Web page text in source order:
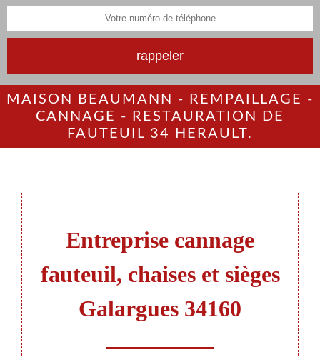
MAISON BEAUMANN - REMPAILLAGE -
CANNAGE - RESTAURATION DE
FAUTEUIL 34 HERAULT.
Entreprise cannage
fauteuil, chaises et sièges
Galargues 34160